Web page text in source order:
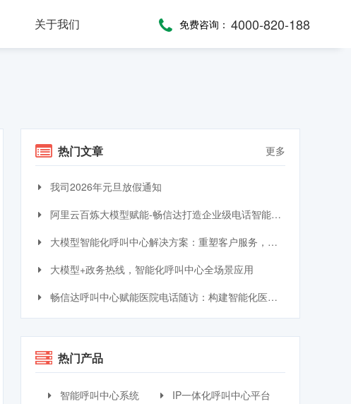
关于我们 免费咨询： 4000-820-188
热门文章 更多
我司2026年元旦放假通知
阿里云百炼大模型赋能-畅信达打造企业级电话智能体与智能呼叫中心完整方案
大模型智能化呼叫中心解决方案：重塑客户服务，引领交互革命
大模型+政务热线，智能化呼叫中心全场景应用
畅信达呼叫中心赋能医院电话随访：构建智能化医患服务
热门产品
智能呼叫中心系统 IP一体化呼叫中心平台